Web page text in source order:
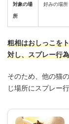
対象の場
所
好みの場所
粗相はおしっこを
対し、スプレー行
そのため、他の猫
じ場所にスプレー